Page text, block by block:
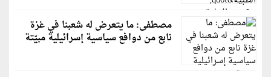
مصطفى: ما يتعرض له شعبنا في غزة
نابع من دوافع سياسية إسرائيلية مبيّتة